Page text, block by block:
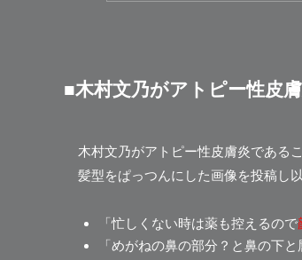
■木村文乃がアトピー性皮
木村文乃がアトピー性皮膚炎である
髪型をぱっつんにした画像を投稿し
「忙しくない時は薬も控えるので
「めがねの鼻の部分？と鼻の下と